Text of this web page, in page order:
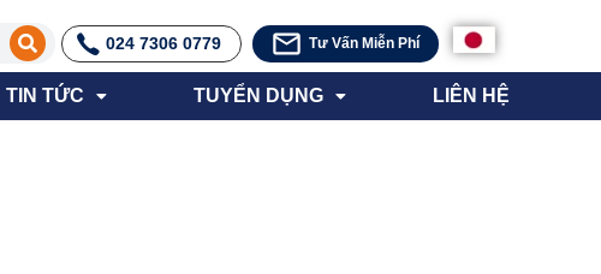
024 7306 0779 Tư Vấn Miễn Phí
TIN TỨC TUYỂN DỤNG LIÊN HỆ